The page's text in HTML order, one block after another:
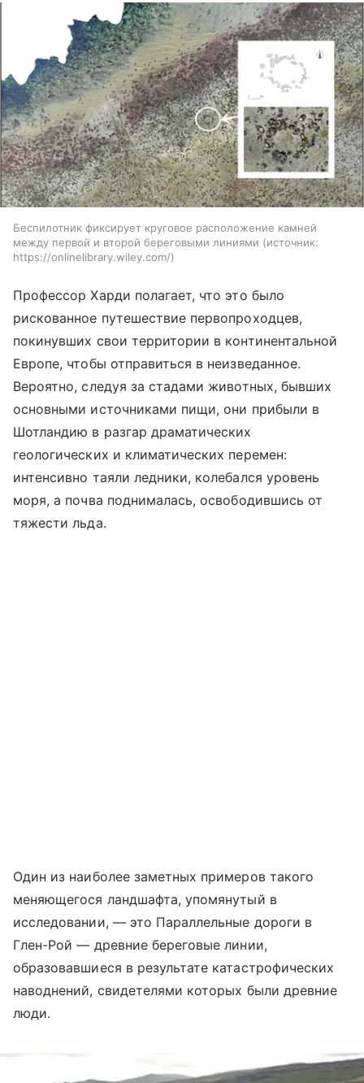
Беспилотник фиксирует круговое расположение камней
между первой и второй береговыми линиями
источник:
https://onlinelibrary.wiley.com/
Профессор Харди полагает, что это было
рискованное путешествие первопроходцев,
покинувших свои территории в континентальной
Европе, чтобы отправиться в неизведанное.
Вероятно, следуя за стадами животных, бывших
основными источниками пищи, они прибыли в
Шотландию в разгар драматических
геологических и климатических перемен:
интенсивно таяли ледники, колебался уровень
моря, а почва поднималась, освободившись от
тяжести льда.
Один из наиболее заметных примеров такого
меняющегося ландшафта, упомянутый в
исследовании, — это Параллельные дороги в
Глен-Рой — древние береговые линии,
образовавшиеся в результате катастрофических
наводнений, свидетелями которых были древние
люди.